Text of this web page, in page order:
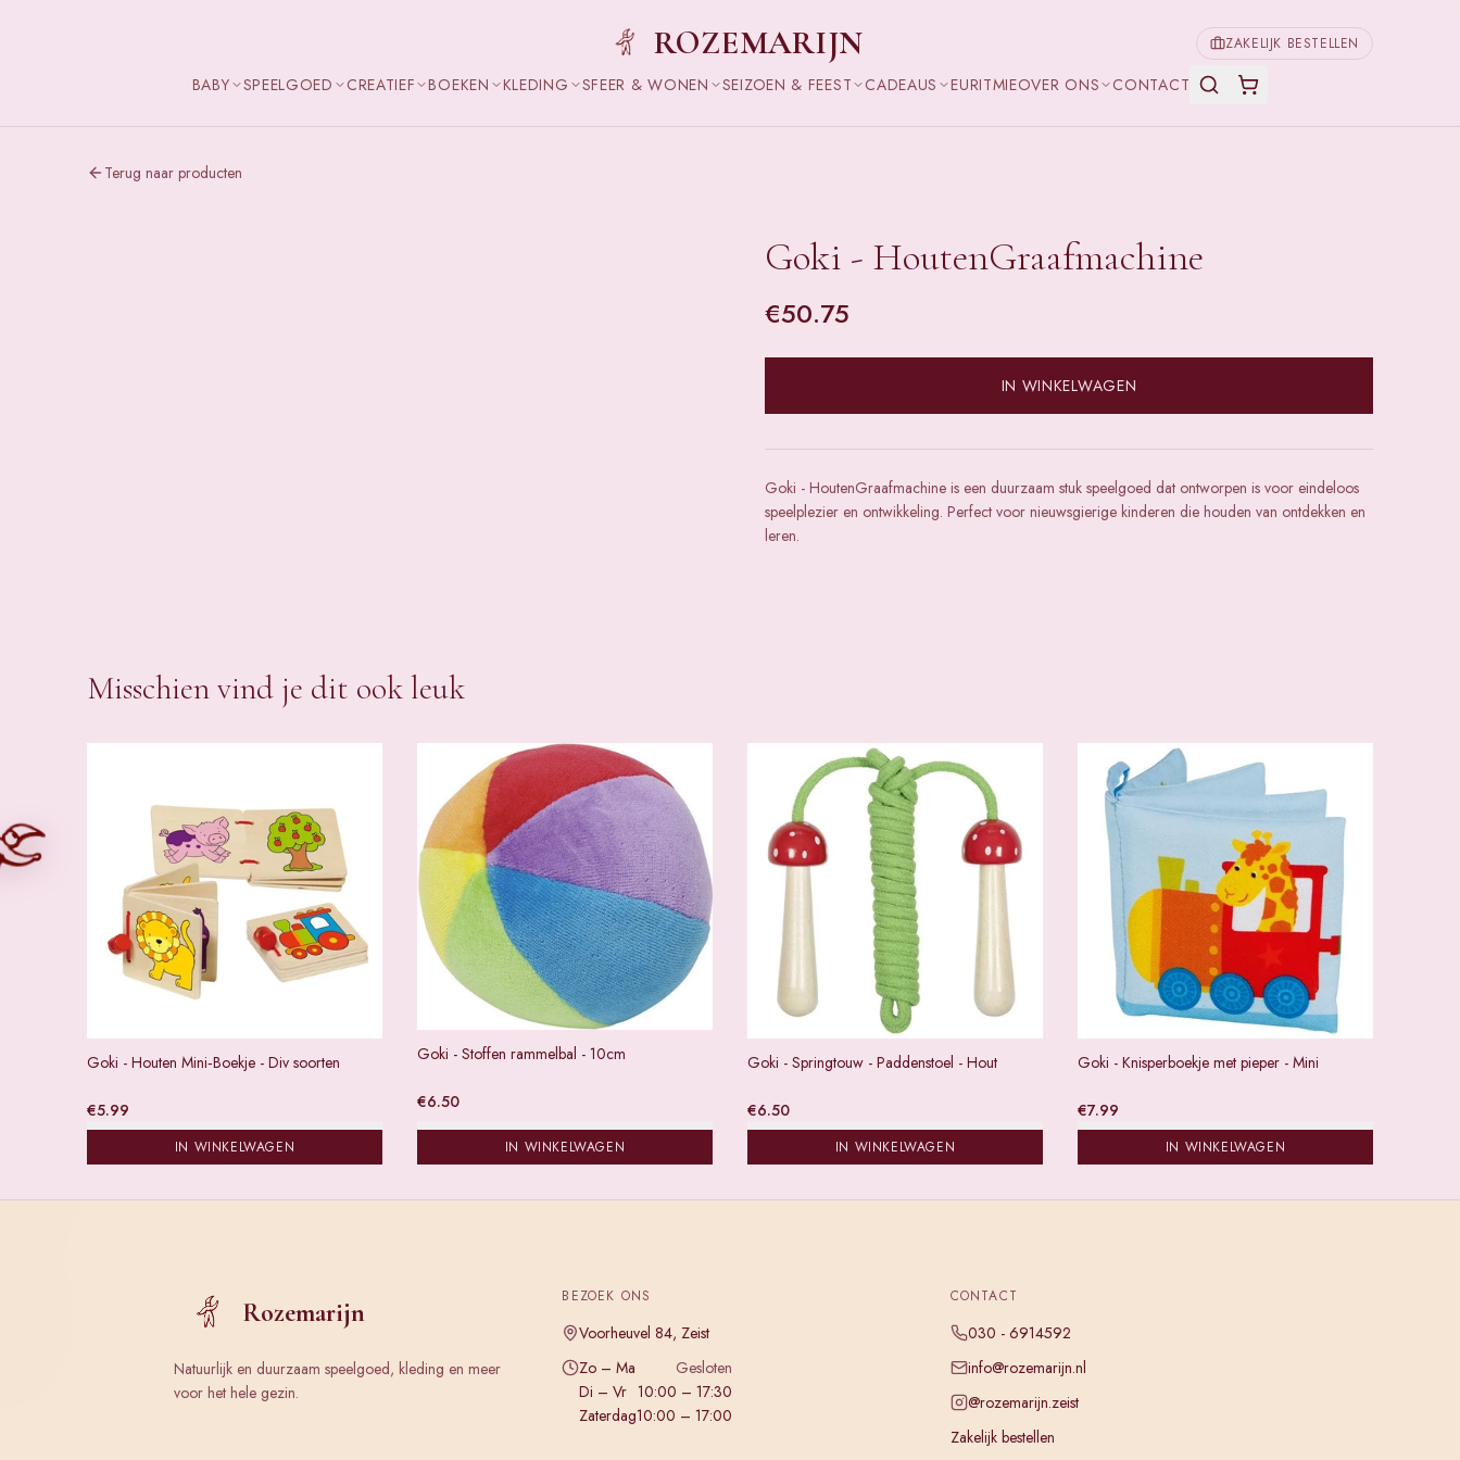
ROZEMARIJN ZAKELIJK BESTELLEN
BABY SPEELGOED CREATIEF BOEKEN KLEDING SFEER & WONEN SEIZOEN & FEEST CADEAUS EURITMIEOVER ONS CONTACT
Terug naar producten
Goki - HoutenGraafmachine
€50.75
IN WINKELWAGEN
Goki - HoutenGraafmachine is een duurzaam stuk speelgoed dat ontworpen is voor eindeloos
speelplezier en ontwikkeling. Perfect voor nieuwsgierige kinderen die houden van ontdekken en
leren.
Misschien vind je dit ook leuk
Goki - Houten Mini‑Boekje - Div soorten
€5.99
IN WINKELWAGEN
Goki - Stoffen rammelbal - 10cm
€6.50
IN WINKELWAGEN
Goki - Springtouw - Paddenstoel - Hout
€6.50
IN WINKELWAGEN
Goki - Knisperboekje met pieper - Mini
€7.99
IN WINKELWAGEN
Rozemarijn
Natuurlijk en duurzaam speelgoed, kleding en meer
voor het hele gezin.
BEZOEK ONS
Voorheuvel 84, Zeist
Zo – Ma
Gesloten
Di – Vr 10:00 – 17:30
Zaterdag10:00 – 17:00
CONTACT
030 - 6914592
info@rozemarijn.nl
@rozemarijn.zeist
Zakelijk bestellen